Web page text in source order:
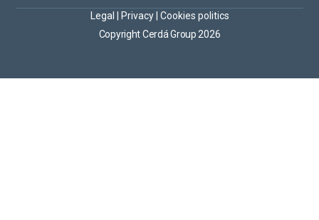
Copyright Cerdá Group 2026
Legal Privacy Cookies politics